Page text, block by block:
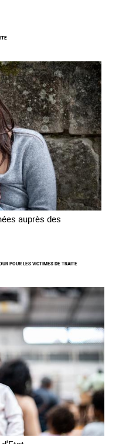
auprès des
POUR LES VICTIMES DE TRAITE